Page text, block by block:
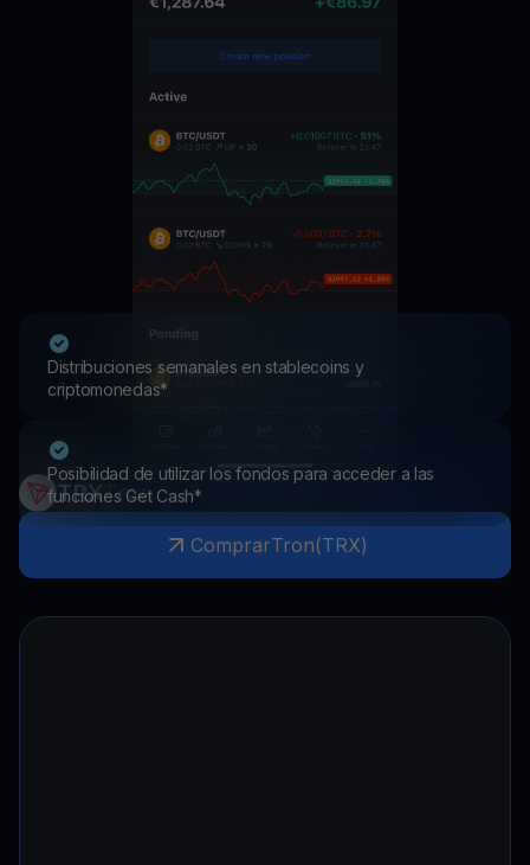
Distribuciones semanales en stablecoins y
criptomonedas*
Posibilidad de utilizar los fondos para acceder a las
funciones Get Cash*
TRXTron
ComprarTron(TRX)